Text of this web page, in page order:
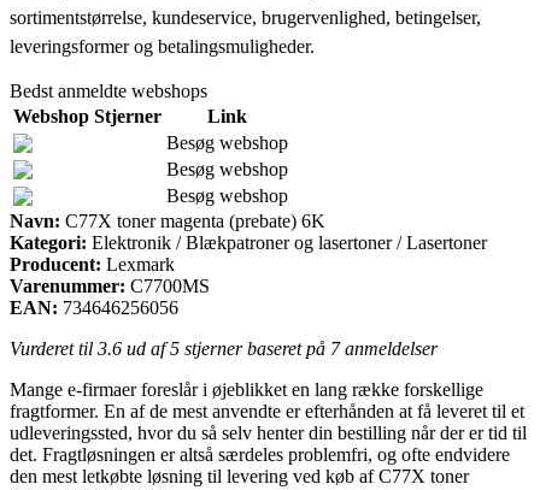
sortimentstørrelse, kundeservice, brugervenlighed, betingelser,
leveringsformer og betalingsmuligheder.
Bedst anmeldte webshops
Webshop Stjerner
Link
Besøg webshop
Besøg webshop
Besøg webshop
Navn: C77X toner magenta (prebate) 6K
Kategori: Elektronik / Blækpatroner og lasertoner / Lasertoner
Producent: Lexmark
Varenummer: C7700MS
EAN: 734646256056
Vurderet til 3.6 ud af 5 stjerner baseret på 7anmeldelser
Mange e-firmaer foreslår i øjeblikket en lang række forskellige
fragtformer. En af de mest anvendte er efterhånden at få leveret til et
udleveringssted, hvor du så selv henter din bestilling når der er tid til
det. Fragtløsningen er altså særdeles problemfri, og ofte endvidere
den mest letkøbte løsning til levering ved køb af C77X toner